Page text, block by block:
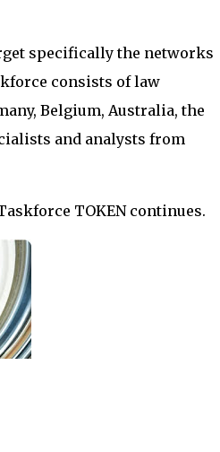
specifically the networks
consists of law
Belgium, Australia, the
and analysts from
TOKEN continues.